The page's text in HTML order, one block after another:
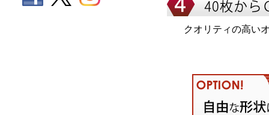
クオリティの高い